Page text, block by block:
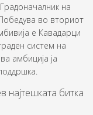
на
во вториот
е Кавадарци
систем на
амбиција ја
најтешката битка